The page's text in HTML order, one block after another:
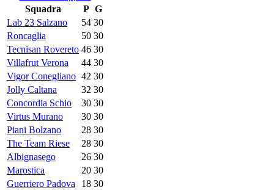
Squadra
P G
Lab 23 Salzano
54 30
Roncaglia
50 30
Tecnisan Rovereto 46 30
Villafrut Verona
44 30
Vigor Conegliano 42 30
Jolly Caltana
32 30
Concordia Schio
30 30
Virtus Murano
30 30
Piani Bolzano
28 30
The Team Riese
28 30
Albignasego
26 30
Marostica
20 30
Guerriero Padova
18 30